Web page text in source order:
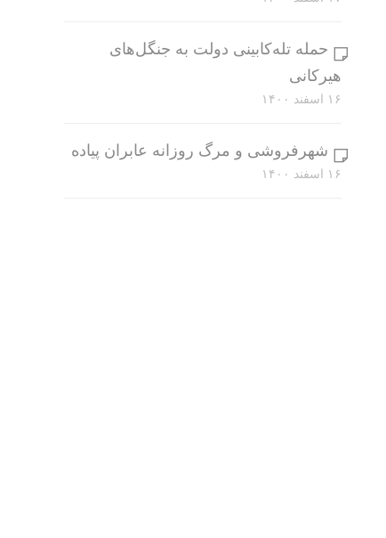
حمله تله‌کابینی دولت به جنگل‌های
هیرکانی
۱۶ اسفند ۱۴۰۰
شهرفروشی و مرگ روزانه عابران پیاده
۱۶ اسفند ۱۴۰۰